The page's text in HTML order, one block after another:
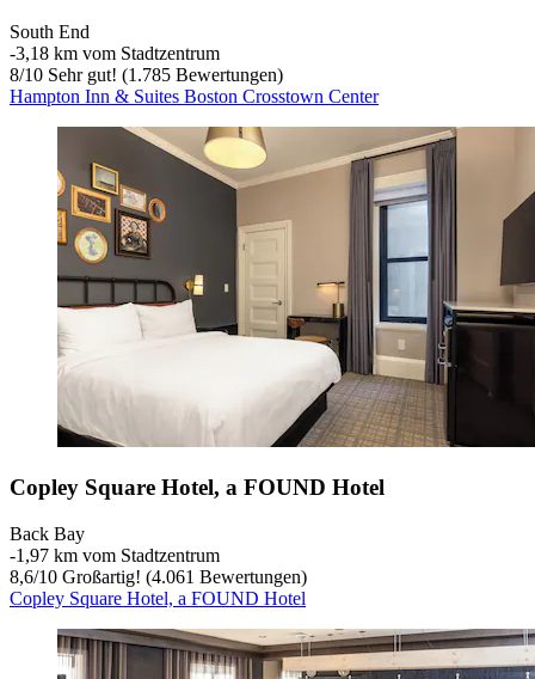
South End
‐3,18 km vom Stadtzentrum
8/10 Sehr gut! (1.785 Bewertungen)
Hampton Inn & Suites Boston Crosstown Center
Copley Square Hotel, a FOUND Hotel
Back Bay
‐1,97 km vom Stadtzentrum
8,6/10 Großartig! (4.061 Bewertungen)
Copley Square Hotel, a FOUND Hotel